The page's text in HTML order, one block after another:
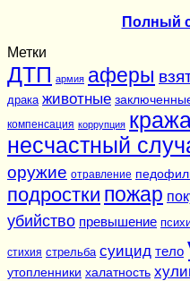
Полный
Метки
ДТП армия аферы
драка животные
компенсация коррупция
несчастный
оружие отравление
подростки пожар
убийство превышение
стихия стрельба суицид тело
утопленники халатность